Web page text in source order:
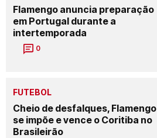
Flamengo anuncia preparação
em Portugal durante a
intertemporada
0
FUTEBOL
Cheio de desfalques, Flamengo
se impõe e vence o Coritiba no
Brasileirão